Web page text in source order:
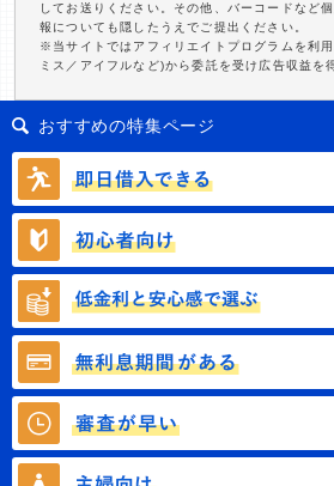
してお送りください。その他、バーコードなど
報についても隠したうえでご提出ください。
※当サイトではアフィリエイトプログラムを利
ミス／アイフルなど)から委託を受け広告収益を
おすすめの特集ページ